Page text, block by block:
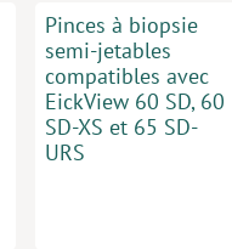
Pinces à biopsie
semi-jetables
compatibles avec
EickView 60 SD, 60
SD-XS et 65 SD-
URS